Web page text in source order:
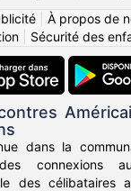
À propos de
| Sécurité des
dans la
connexions
des célibataires